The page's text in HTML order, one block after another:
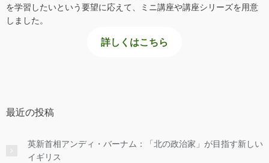
を学習したいという要望に応えて、ミニ講座や講座シリーズを用意
しました。
詳しくはこちら
最近の投稿
英新首相アンディ・バーナム：「北の政治家」が目指す新しい
イギリス